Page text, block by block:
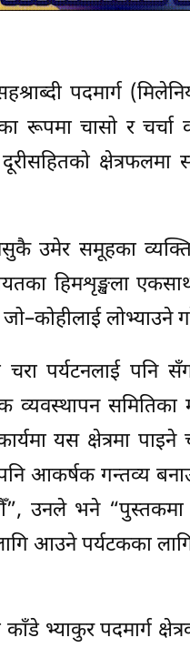
पदमार्ग
रूपमा चासो र
उमेर समूहका व्यक्तिले
हिमशृङ्खला
लोभ्याउने
चरा पर्यटनलाई
व्यवस्थापन
यस क्षेत्रमा
पनि आकर्षक गन्तव्य
उनले भने “पुस्तकमा
आउने पर्यटकका लागि
काँडे भ्याकुर पदमार्ग